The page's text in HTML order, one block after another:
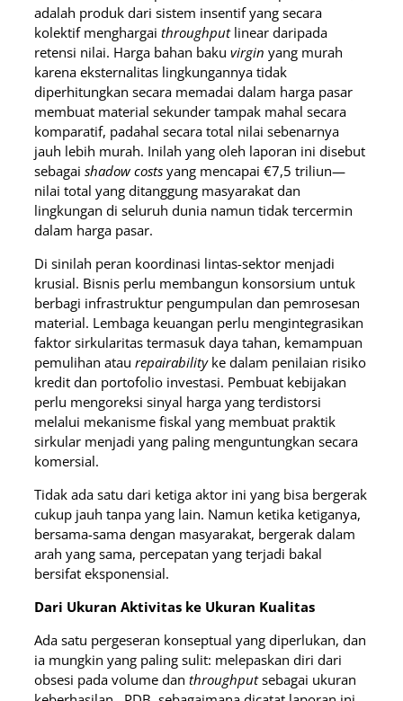
adalah produk dari sistem insentif yang secara
kolektif menghargai throughputlinear daripada
retensi nilai. Harga bahan baku virgin yang murah
karena eksternalitas lingkungannya tidak
diperhitungkan secara memadai dalam harga pasar
membuat material sekunder tampak mahal secara
komparatif, padahal secara total nilai sebenarnya
jauh lebih murah. Inilah yang oleh laporan ini disebut
sebagai shadow costs yang mencapai €7,5 triliun—
nilai total yang ditanggung masyarakat dan
lingkungan di seluruh dunia namun tidak tercermin
dalam harga pasar.
Di sinilah peran koordinasi lintas-sektor menjadi
krusial. Bisnis perlu membangun konsorsium untuk
berbagi infrastruktur pengumpulan dan pemrosesan
material. Lembaga keuangan perlu mengintegrasikan
faktor sirkularitas termasuk daya tahan, kemampuan
pemulihan atau repairabilityke dalam penilaian risiko
kredit dan portofolio investasi. Pembuat kebijakan
perlu mengoreksi sinyal harga yang terdistorsi
melalui mekanisme fiskal yang membuat praktik
sirkular menjadi yang paling menguntungkan secara
komersial.
Tidak ada satu dari ketiga aktor ini yang bisa bergerak
cukup jauh tanpa yang lain. Namun ketika ketiganya,
bersama-sama dengan masyarakat, bergerak dalam
arah yang sama, percepatan yang terjadi bakal
bersifat eksponensial.
Dari Ukuran Aktivitas ke Ukuran Kualitas
Ada satu pergeseran konseptual yang diperlukan, dan
ia mungkin yang paling sulit: melepaskan diri dari
obsesi pada volume dan throughputsebagai ukuran